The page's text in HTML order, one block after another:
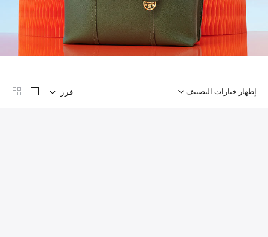
إظهار خيارات التصنيف فرز